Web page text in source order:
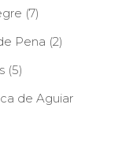
(7)
Pena (2)
(5)
de Aguiar